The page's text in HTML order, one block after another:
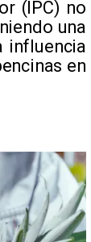
(IPC) no
una
influencia
en